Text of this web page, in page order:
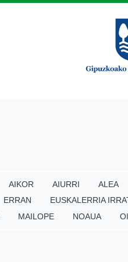
AIKOR AIURRI ALEA
ERRAN EUSKALERRIA
MAILOPE NOAUA